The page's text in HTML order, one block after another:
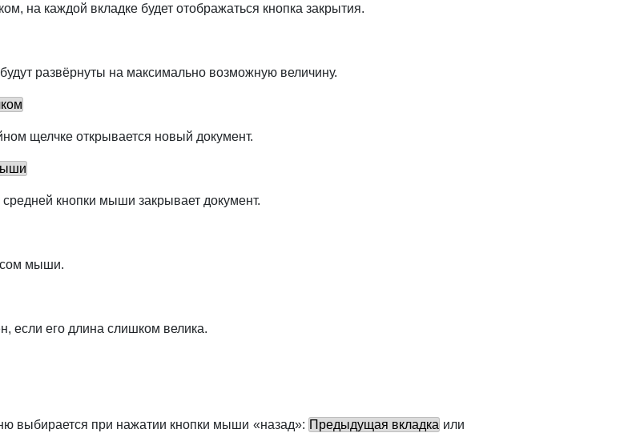
на каждой вкладке будет отображаться кнопка закрытия.
развёрнуты на максимально возможную величину.
щелчке открывается новый документ.
кнопки мыши закрывает документ.
мыши.
если его длина слишком велика.
выбирается при нажатии кнопки мыши «назад»: Предыдущая вкладка или